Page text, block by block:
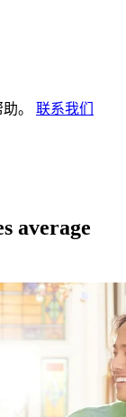
。
联系我们
average